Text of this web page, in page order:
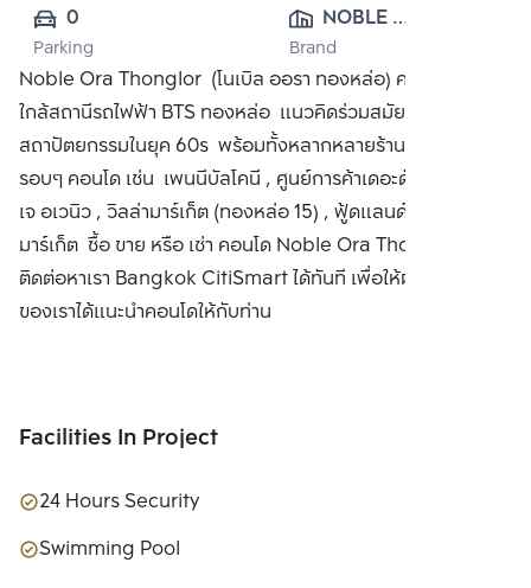
0
Parking
NOBLE
DEVELOPMENT
PUBLIC CO.,
LTD.
Brand
Noble Ora Thonglor (โนเบิล ออรา ทองหล่อ) คอนโดมิเนียม
ใกล้สถานีรถไฟฟ้า BTS ทองหล่อ แนวคิดร่วมสมัยจาก
สถาปัตยกรรมในยุค 60s พร้อมทั้งหลากหลายร้านค้าในบริเวณ
รอบๆ คอนโด เช่น เพนนีบัลโคนี , ศูนย์การค้าเดอะดัชเชสพลาซ่า,
เจ อเวนิว , วิลล่ามาร์เก็ต (ทองหล่อ 15) , ฟู้ดแลนด์ ซูเปอร์
มาร์เก็ต ซื้อ ขาย หรือ เช่า คอนโด Noble Ora Thonglor
ติดต่อหาเรา Bangkok CitiSmart ได้ทันที เพื่อให้ผู้เชี่ยวชาญ
ของเราได้แนะนำคอนโดให้กับท่าน
Facilities In Project
24 Hours Security
Swimming Pool